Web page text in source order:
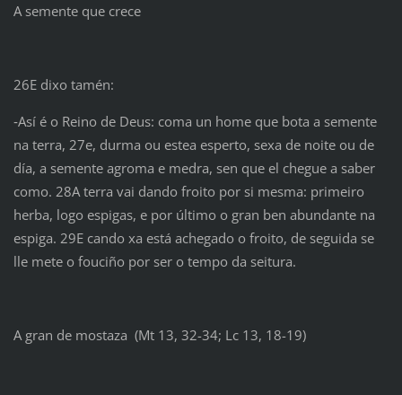
A semente que crece
26E dixo tamén:
‑Así é o Reino de Deus: coma un home que bota a semente
na terra, 27e, durma ou estea esperto, sexa de noite ou de
día, a semente agroma e medra, sen que el chegue a saber
como. 28A terra vai dando froito por si mesma: primeiro
herba, logo espigas, e por último o gran ben abundante na
espiga. 29E cando xa está achegado o froito, de seguida se
lle mete o fouciño por ser o tempo da seitura.
A gran de mostaza (Mt 13, 32-34; Lc 13, 18-19)